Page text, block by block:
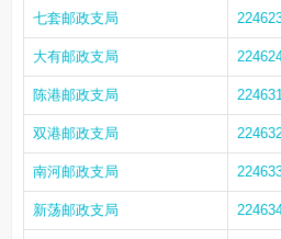
七套邮政支局
大有邮政支局
陈港邮政支局
双港邮政支局
南河邮政支局
新荡邮政支局